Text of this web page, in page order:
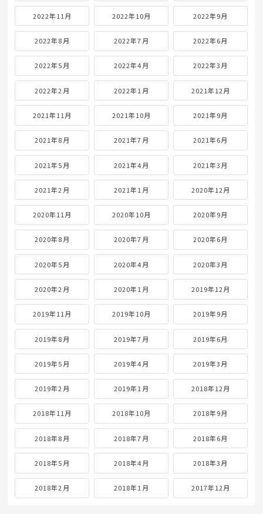
2022年11月 2022年10月 2022年9月
2022年8月 2022年7月 2022年6月
2022年5月 2022年4月 2022年3月
2022年2月 2022年1月 2021年12月
2021年11月 2021年10月 2021年9月
2021年8月 2021年7月 2021年6月
2021年5月 2021年4月 2021年3月
2021年2月 2021年1月 2020年12月
2020年11月 2020年10月 2020年9月
2020年8月 2020年7月 2020年6月
2020年5月 2020年4月 2020年3月
2020年2月 2020年1月 2019年12月
2019年11月 2019年10月 2019年9月
2019年8月 2019年7月 2019年6月
2019年5月 2019年4月 2019年3月
2019年2月 2019年1月 2018年12月
2018年11月 2018年10月 2018年9月
2018年8月 2018年7月 2018年6月
2018年5月 2018年4月 2018年3月
2018年2月 2018年1月 2017年12月